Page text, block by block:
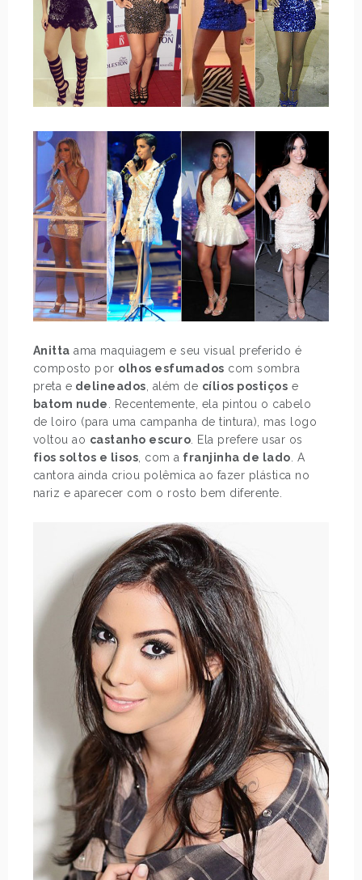
Anitta ama maquiagem e seu visual preferido é
composto por olhos esfumados com sombra
preta e delineados , além de cílios postiços e
batom nude
. Recentemente, ela pintou o cabelo
de loiro (para uma campanha de tintura), mas logo
voltou ao castanho escuro . Ela prefere usar os
fios soltos e lisos , com a franjinha de lado . A
cantora ainda criou polêmica ao fazer plástica no
nariz e aparecer com o rosto bem diferente.